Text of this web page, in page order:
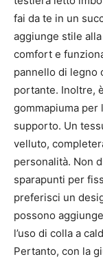
fai da te in un
aggiunge stile
comfort e
pannello di legno
portante. Inoltre,
gommapiuma per
supporto. Un
velluto,
personalità. Non
sparapunti per
preferisci un
possono
l’uso di colla a
Pertanto, con la